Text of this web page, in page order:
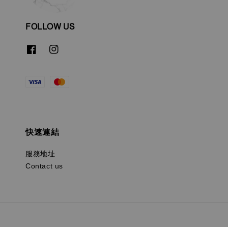
FOLLOW US
快速連結
服務地址
Contact us